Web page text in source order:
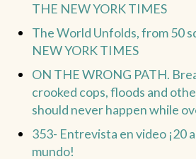
THE NEW YORK TIMES
The World Unfolds, from 50
NEW YORK TIMES
ON THE WRONG PATH.
crooked cops, floods and
should never happen while
353- Entrevista en video ¡20
mundo!